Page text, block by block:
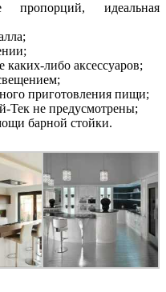
пропорций, идеальная
либо аксессуаров;
приготовления пищи;
Тек не предусмотрены;
барной стойки.